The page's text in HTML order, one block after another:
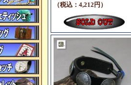
（税込：4,212円）